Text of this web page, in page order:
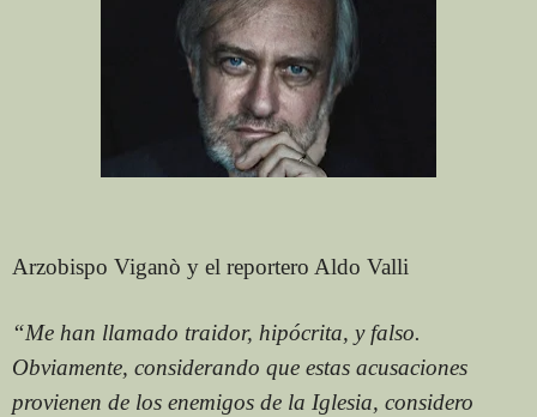
Arzobispo Viganò y el reportero Aldo Valli
“Me han llamado traidor, hipócrita, y falso.
Obviamente, considerando que estas acusaciones
provienen de los enemigos de la Iglesia, considero